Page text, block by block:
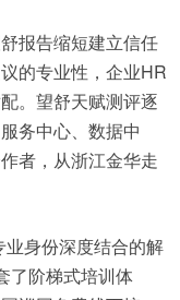
报告缩短建立信任
的专业性，企业HR
。望舒天赋测评逐
务中心、数据中
者，从浙江金华走
业身份深度结合的解
了阶梯式培训体